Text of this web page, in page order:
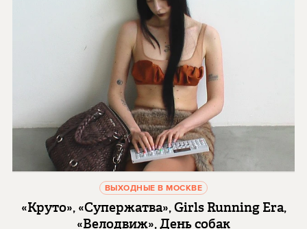
ВЫХОДНЫЕ В МОСКВЕ
«Круто», «Супержатва», Girls Running Era,
«Велодвиж», День собак